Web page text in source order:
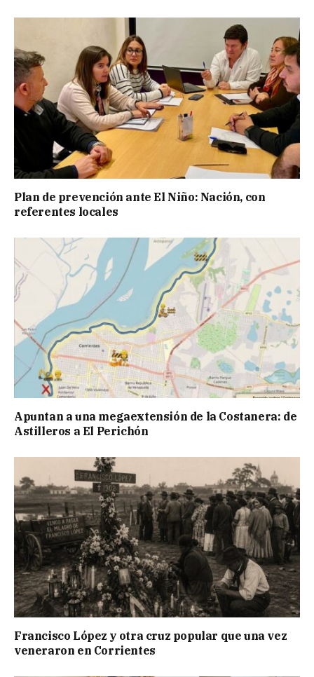
Plan de prevención ante El Niño: Nación, con
referentes locales
Apuntan a una megaextensión de la Costanera: de
Astilleros a El Perichón
Francisco López y otra cruz popular que una vez
veneraron en Corrientes